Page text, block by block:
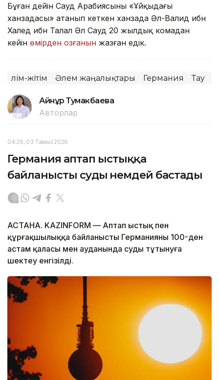
Бұған дейін Сауд Арабиясының «Ұйқыдағы
ханзадасы» атанып кеткен ханзада Әл-Валид ибн
Халед ибн Талал Әл Сауд 20 жылдық комадан
кейін өмірден озғанын жазған едік.
Өлім-жітім Әлем жаңалықтары Германия Тау
Айнұр Тумакбаева
Авторлар
04:26, 03 Тамыз 2026
Германия аптап ыстыққа
байланысты суды үнемдей бастады
АСТАНА. KAZINFORM — Аптап ыстық пен
құрғақшылыққа байланысты Германияның 100-ден
астам қаласы мен ауданында суды тұтынуға
шектеу енгізілді.